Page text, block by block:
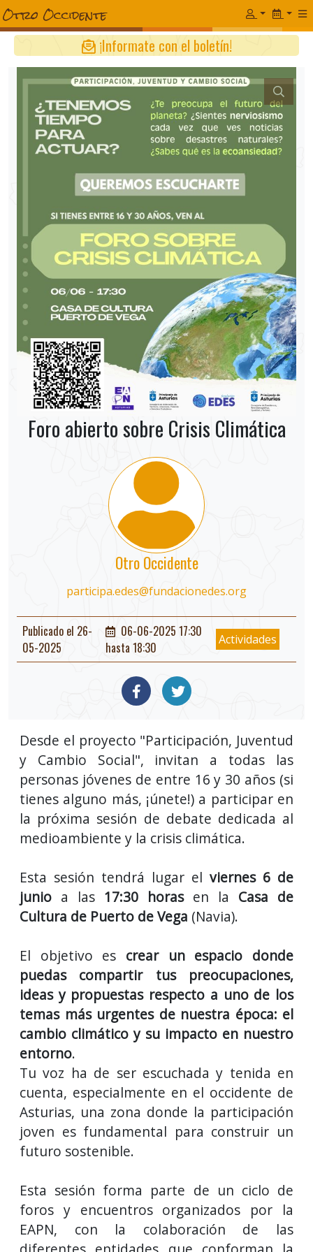
¡Informate con el boletín!
Foro abierto sobre Crisis Climática
Otro Occidente
participa.edes@fundacionedes.org
Publicado el 26-
05-2025
06-06-2025 17:30
hasta 18:30
Actividades
Desde el proyecto "Participación, Juventud
y Cambio Social", invitan a todas las
personas jóvenes de entre 16 y 30 años (si
tienes alguno más, ¡únete!) a participar en
la próxima sesión de debate dedicada al
medioambiente y la crisis climática.
Esta sesión tendrá lugar el viernes 6 de
junio a las 17:30 horasen la Casa de
Cultura de Puerto de Vega (Navia).
El objetivo es crear un espacio donde
puedas compartir tus preocupaciones,
ideas y propuestas respecto a uno de los
temas más urgentes de nuestra época: el
cambio climático y su impacto en nuestro
entorno.
Tu voz ha de ser escuchada y tenida en
cuenta, especialmente en el occidente de
Asturias, una zona donde la participación
joven es fundamental para construir un
futuro sostenible.
Esta sesión forma parte de un ciclo de
foros y encuentros organizados por la
EAPN, con la colaboración de las